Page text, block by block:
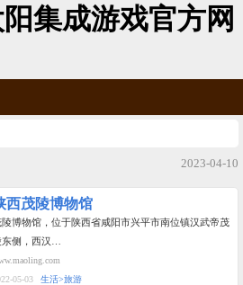
集成游戏官方网
2023-04-10
西茂陵博物馆
陵博物馆，位于陕西省咸阳市兴平市南位镇汉武帝茂
东侧，西汉…
05-03
生活>旅游